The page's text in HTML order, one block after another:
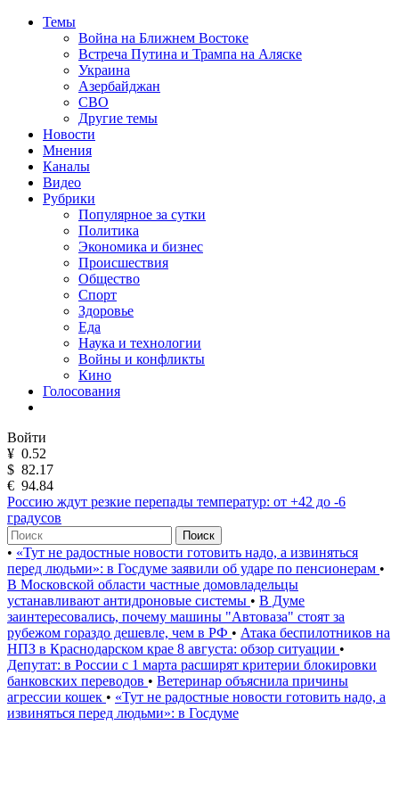
Темы
Война на Ближнем Востоке
Встреча Путина и Трампа на Аляске
Украина
Азербайджан
СВО
Другие темы
Новости
Мнения
Каналы
Видео
Рубрики
Популярное за сутки
Политика
Экономика и бизнес
Происшествия
Общество
Спорт
Здоровье
Еда
Наука и технологии
Войны и конфликты
Кино
Голосования
Войти
¥ 0.52
$ 82.17
€ 94.84
Россию ждут резкие перепады температур: от +42 до -6
градусов
Поиск
• «Тут не радостные новости готовить надо, а извиняться
перед людьми»: в Госдуме заявили об ударе по пенсионерам •
В Московской области частные домовладельцы
устанавливают антидроновые системы • В Думе
заинтересовались, почему машины "Автоваза" стоят за
рубежом гораздо дешевле, чем в РФ • Атака беспилотников на
НПЗ в Краснодарском крае 8 августа: обзор ситуации •
Депутат: в России с 1 марта расширят критерии блокировки
банковских переводов • Ветеринар объяснила причины
агрессии кошек • «Тут не радостные новости готовить надо, а
извиняться перед людьми»: в Госдуме